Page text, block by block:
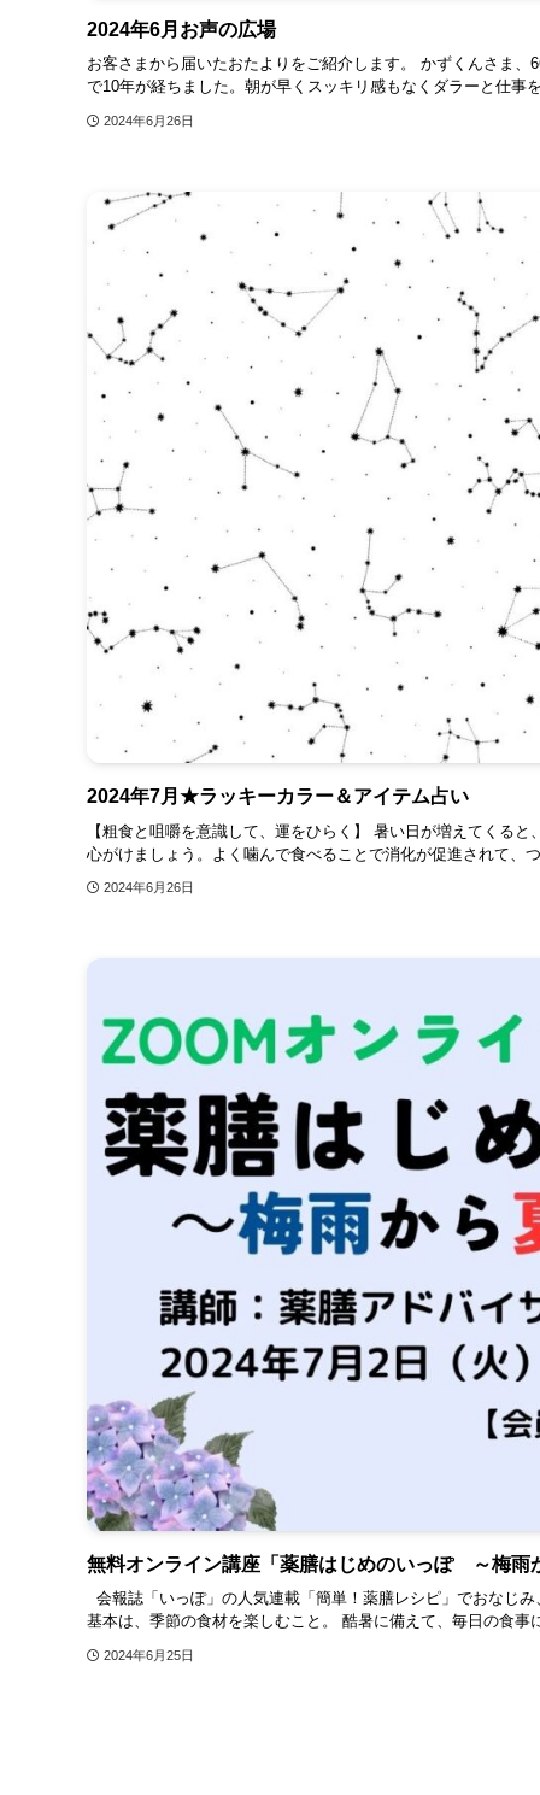
2024年6月お声の広場
お客さまから届いたおたよりをご紹介します。 かずくんさま
で10年が経ちました。朝が早くスッキリ感もなくダラーと仕
2024年6月26日
2024年7月★ラッキーカラー＆アイテム占い
【粗食と咀嚼を意識して、運をひらく】 暑い日が増えてくる
心がけましょう。よく噛んで食べることで消化が促進されて、
2024年6月26日
無料オンライン講座「薬膳はじめのいっぽ ～梅雨
会報誌「いっぽ」の人気連載「簡単！薬膳レシピ」でおなじ
基本は、季節の食材を楽しむこと。 酷暑に備えて、毎日の食
2024年6月25日